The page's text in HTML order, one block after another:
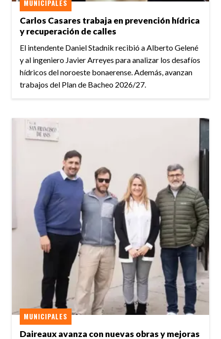
Carlos Casares trabaja en prevención hídrica
y recuperación de calles
MUNICIPALES
El intendente Daniel Stadnik recibió a Alberto Gelené
y al ingeniero Javier Arreyes para analizar los desafíos
hídricos del noroeste bonaerense. Además, avanzan
trabajos del Plan de Bacheo 2026/27.
Daireaux avanza con nuevas obras y mejoras
MUNICIPALES